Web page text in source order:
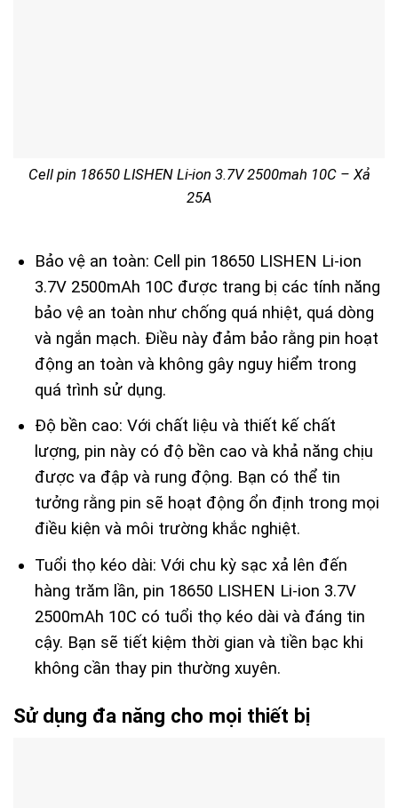
Cell pin 18650 LISHEN Li-ion 3.7V 2500mah 10C – Xả
25A
Bảo vệ an toàn: Cell pin 18650 LISHEN Li-ion
3.7V 2500mAh 10C được trang bị các tính năng
bảo vệ an toàn như chống quá nhiệt, quá dòng
và ngắn mạch. Điều này đảm bảo rằng pin hoạt
động an toàn và không gây nguy hiểm trong
quá trình sử dụng.
Độ bền cao: Với chất liệu và thiết kế chất
lượng, pin này có độ bền cao và khả năng chịu
được va đập và rung động. Bạn có thể tin
tưởng rằng pin sẽ hoạt động ổn định trong mọi
điều kiện và môi trường khắc nghiệt.
Tuổi thọ kéo dài: Với chu kỳ sạc xả lên đến
hàng trăm lần, pin 18650 LISHEN Li-ion 3.7V
2500mAh 10C có tuổi thọ kéo dài và đáng tin
cậy. Bạn sẽ tiết kiệm thời gian và tiền bạc khi
không cần thay pin thường xuyên.
Sử dụng đa năng cho mọi thiết bị